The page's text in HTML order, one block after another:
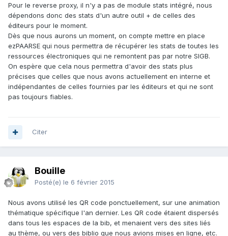
Pour le reverse proxy, il n'y a pas de module stats intégré, nous
dépendons donc des stats d'un autre outil + de celles des
éditeurs pour le moment.
Dès que nous aurons un moment, on compte mettre en place
ezPAARSE qui nous permettra de récupérer les stats de toutes les
ressources électroniques qui ne remontent pas par notre SIGB.
On espère que cela nous permettra d'avoir des stats plus
précises que celles que nous avons actuellement en interne et
indépendantes de celles fournies par les éditeurs et qui ne sont
pas toujours fiables.
Citer
Bouille
Posté(e) le 6 février 2015
Nous avons utilisé les QR code ponctuellement, sur une animation
thématique spécifique l'an dernier. Les QR code étaient dispersés
dans tous les espaces de la bib, et menaient vers des sites liés
au thème, ou vers des biblio que nous avions mises en ligne, etc.